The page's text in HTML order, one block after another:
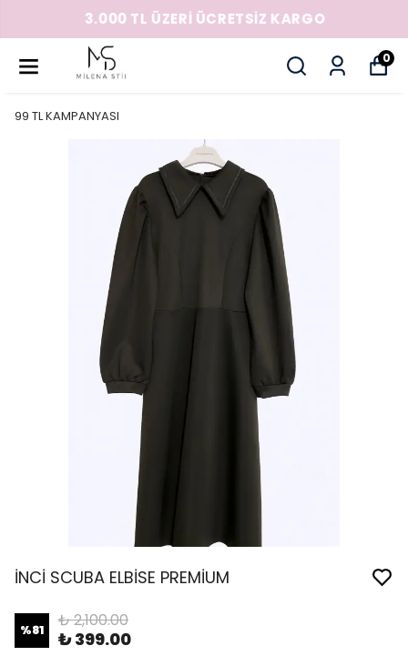
3.000 TL ÜZERİ ÜCRETSİZ KARGO
0
99 TL KAMPANYASI
İNCİ SCUBA ELBİSE PREMİUM
%81 ₺ 2,100.00
₺ 399.00